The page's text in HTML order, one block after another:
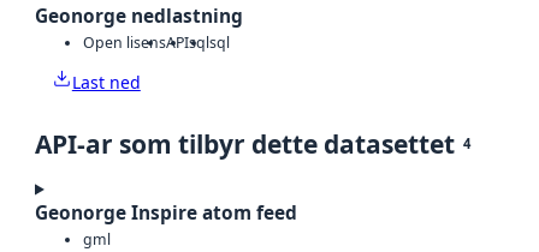
Geonorge nedlastning
Open lisensAPIsqlsql
Last ned
API-ar som tilbyr dette datasettet 4
Geonorge Inspire atom feed
gml